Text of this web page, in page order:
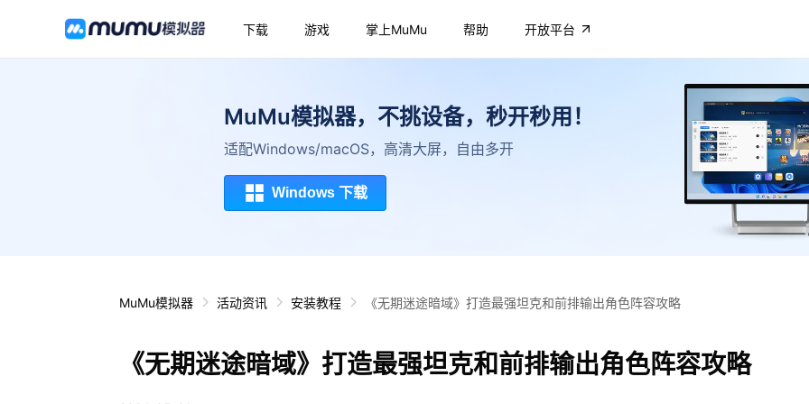
下载 游戏 掌上MuMu 帮助 开放平台
MuMu模拟器，不挑设备，秒开秒用！
适配Windows/macOS，高清大屏，自由多开
Windows 下载
MuMu模拟器 活动资讯 安装教程 《无期迷途暗域》打造最强坦克和前排输出角色阵容攻略
《无期迷途暗域》打造最强坦克和前排输出角色阵容攻略